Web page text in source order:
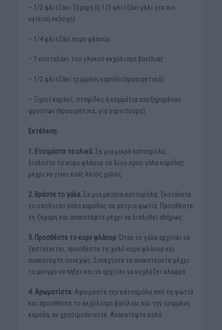
– 1/2 φλιτζάνι ζάχαρη (ή 1/3 φλιτζάνι μέλι για πιο
υγιεινή εκδοχή)
– 1/4 φλιτζάνι κορν φλάουρ
– 1 κουταλάκι του γλυκού εκχύλισμα βανίλιας
– 1/2 φλιτζάνι τριμμένη καρύδα (προαιρετικά)
– Ξηροί καρποί, σταφίδες ή κομμάτια αποξηραμένων
φρούτων (προαιρετικά, για γαρνιτούρα)
Εκτέλεση:
1. Ετοιμάστε τα υλικά. Σε μια μικρή κατσαρόλα,
διαλύστε το κορν φλάουρ σε λίγο κρύο γάλα καρύδας
μέχρι να γίνει ένας λείος χυλός.
2. Βράστε το γάλα. Σε μια μεσαία κατσαρόλα, ζεστάνετε
το υπόλοιπο γάλα καρύδας σε μέτρια φωτιά. Προσθέστε
τη ζάχαρη και ανακατέψτε μέχρι να διαλυθεί πλήρως.
3. Προσθέστε το κορν φλάουρ: Όταν το γάλα αρχίσει να
ζεσταίνεται, προσθέστε το χυλό κορν φλάουρ και
ανακατέψτε συνεχώς. Συνεχίστε να ανακατεύετε μέχρι
το μείγμα να πήξει και να αρχίσει να κοχλάζει ελαφρά.
4. Αρωματίστε: Αφαιρέστε την κατσαρόλα από τη φωτιά
και προσθέστε το εκχύλισμα βανίλιας και την τριμμένη
καρύδα, αν χρησιμοποιείτε. Ανακατέψτε καλά.